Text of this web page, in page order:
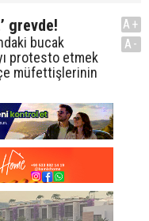
grevde!
bucak
protesto etmek
müfettişlerinin
A+
A-